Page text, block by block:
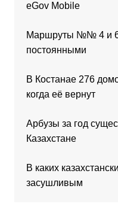
eGov Mobile
Маршруты №№ 4 и 6
постоянными
В Костанае 276
когда её вернут
Арбузы за год
Казахстане
В каких
засушливым